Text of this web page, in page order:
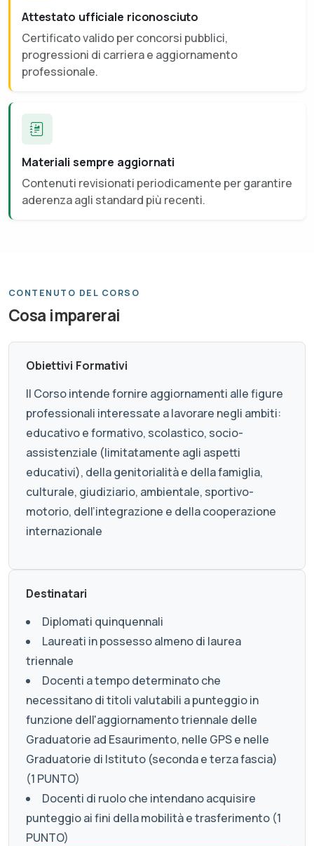
Attestato ufficiale riconosciuto
Certificato valido per concorsi pubblici,
progressioni di carriera e aggiornamento
professionale.
Materiali sempre aggiornati
Contenuti revisionati periodicamente per garantire
aderenza agli standard più recenti.
CONTENUTO DEL CORSO
Cosa imparerai
Obiettivi Formativi
Il Corso intende fornire aggiornamenti alle figure
professionali interessate a lavorare negli ambiti:
educativo e formativo, scolastico, socio-
assistenziale (limitatamente agli aspetti
educativi), della genitorialità e della famiglia,
culturale, giudiziario, ambientale, sportivo-
motorio, dell’integrazione e della cooperazione
internazionale
Destinatari
Diplomati quinquennali
Laureati in possesso almeno di laurea
triennale
Docenti a tempo determinato che
necessitano di titoli valutabili a punteggio in
funzione dell'aggiornamento triennale delle
Graduatorie ad Esaurimento, nelle GPS e nelle
Graduatorie di Istituto (seconda e terza fascia)
(1 PUNTO)
Docenti di ruolo che intendano acquisire
punteggio ai fini della mobilità e trasferimento (1
PUNTO)